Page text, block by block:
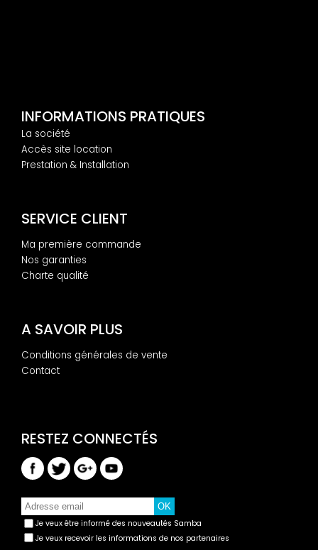
INFORMATIONS PRATIQUES
La société
Accès site location
Prestation & Installation
SERVICE CLIENT
Ma première commande
Nos garanties
Charte qualité
A SAVOIR PLUS
Conditions générales de vente
Contact
Je veux être informé des nouveautés Samba
Je veux recevoir les informations de nos partenaires